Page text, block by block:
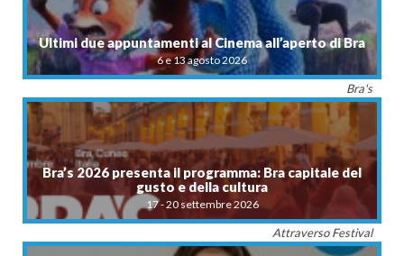
Ultimi due appuntamenti al Cinema all’aperto di Bra
6 e 13 agosto 2026
Bra's
Bra’s 2026 presenta il programma: Bra capitale del
gusto e della cultura
17 - 20 settembre 2026
Attraverso Festival